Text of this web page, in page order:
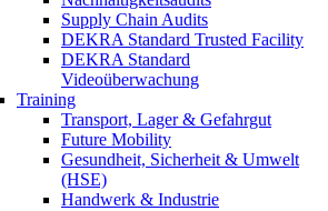
Supply Chain Audits
DEKRA Standard Trusted Facility
DEKRA Standard
Videoüberwachung
Training
Transport, Lager & Gefahrgut
Future Mobility
Gesundheit, Sicherheit & Umwelt
(HSE)
Handwerk & Industrie